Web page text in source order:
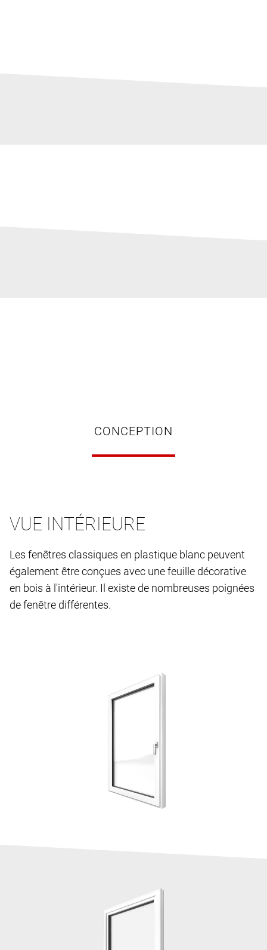
CONCEPTION
VUE INTÉRIEURE
Les fenêtres classiques en plastique blanc peuvent
également être conçues avec une feuille décorative
en bois à l'intérieur. Il existe de nombreuses poignées
de fenêtre différentes.